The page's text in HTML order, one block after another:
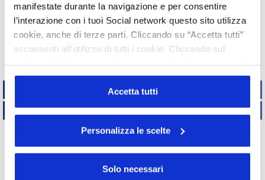
manifestate durante la navigazione e per consentire
l’interazione con i tuoi Social network questo sito utilizza
cookie, anche di terze parti. Cliccando su “Accetta tutti”
acconsenti all’utilizzo di tutti i cookie. Cliccando sul
o profilazione viene utilizzato. Cliccando su
“Personalizza le scelte” è possibile esprimere la propria
volontà in relazione a ciascuna categoria di cookie del
Accetta tutti
Personalizza le scelte
Solo necessari
2022
2021 2020
2019
2018
2017 2016
2015
2013 2012
2006
2005 2004
2003
2002
TECNICO REGOLATORIO
ATTIVITÀ INTERNAZIONALI
CopyrightUNISERVICE2015 - 2019
Via Accademia, 33 – 20131 Milano – C.F. 05901970151
Privacy Policy | Cookie Policy |